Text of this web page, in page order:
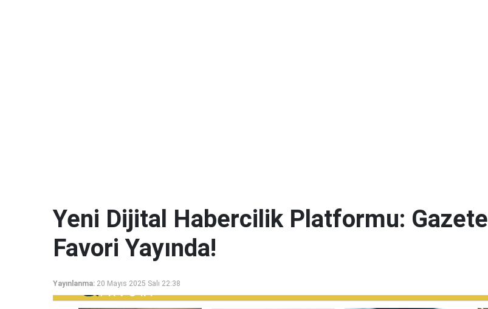
Yeni Dijital Habercilik Platformu: Gazete
Favori Yayında!
Yayınlanma: 20 Mayıs 2025 Salı 22:38